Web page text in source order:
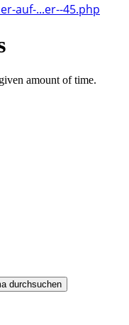
auf-...er--45.php